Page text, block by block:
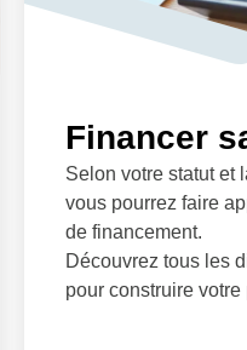
et
et
Financer
Selon votre statut et
vous pourrez faire
de financement.
Découvrez tous les
pour construire votre